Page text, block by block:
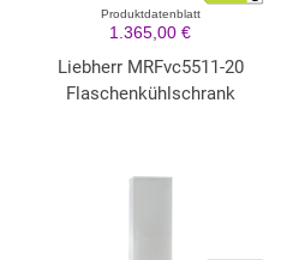
Produktdatenblatt
1.365,00 €
Liebherr MRFvc5511-20
Flaschenkühlschrank